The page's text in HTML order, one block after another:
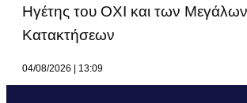
Ηγέτης του ΟΧΙ και των
Κατακτήσεων
04/08/2026 13:09